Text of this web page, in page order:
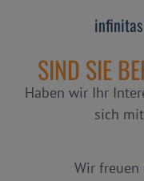
SIND SIE
Haben wir Ihr
sich
Wir freuen